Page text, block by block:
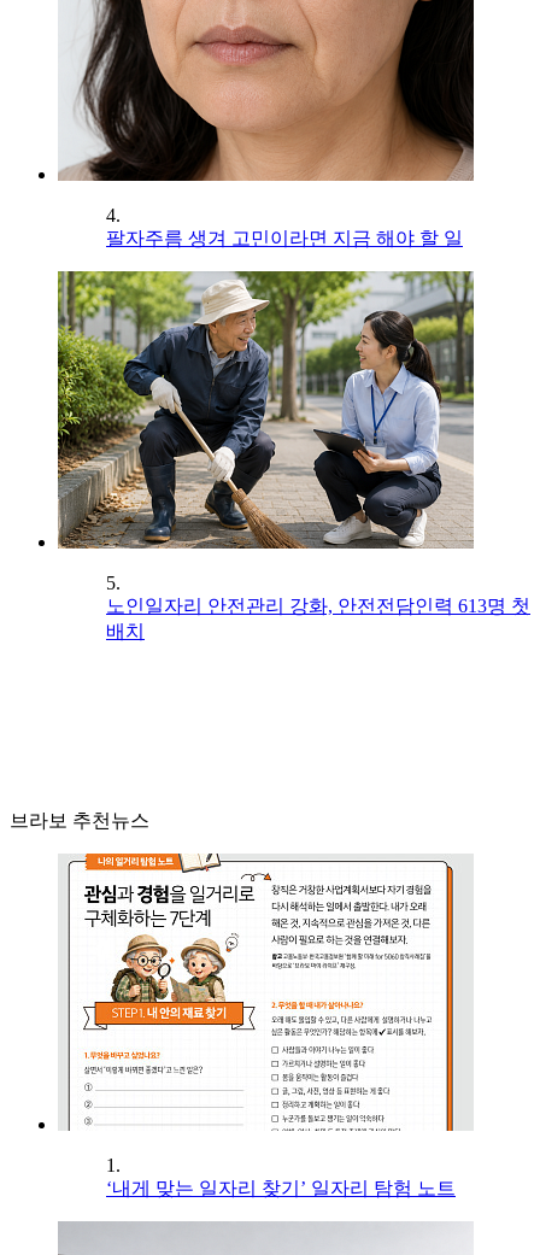
4.
팔자주름 생겨 고민이라면 지금 해야 할 일
5.
노인일자리 안전관리 강화, 안전전담인력 613명 첫
배치
브라보 추천뉴스
1.
‘내게 맞는 일자리 찾기’ 일자리 탐험 노트